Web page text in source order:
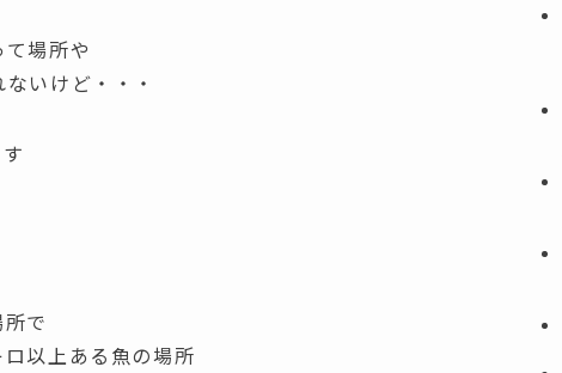
場所や
いけど・・・
で
以上ある魚の場所